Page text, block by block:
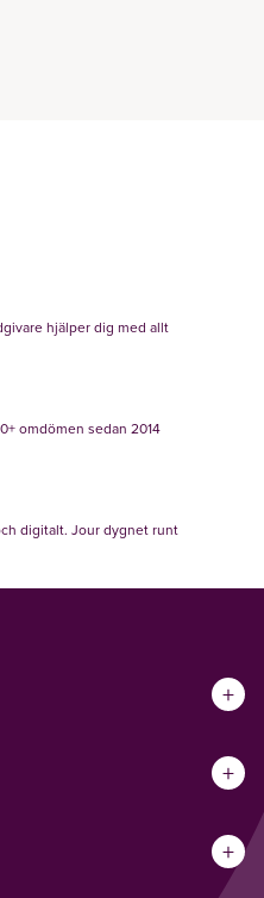
hjälper dig med allt
omdömen sedan 2014
digitalt. Jour dygnet runt
+
+
+